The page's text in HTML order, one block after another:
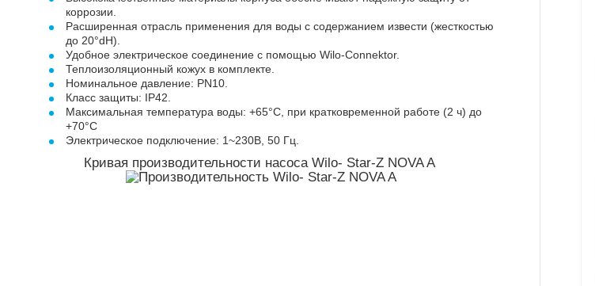
коррозии.
Расширенная отрасль применения для воды с содержанием извести (жесткостью
до 20°dH).
Удобное электрическое соединение с помощью Wilo-Connektor.
Теплоизоляционный кожух в комплекте.
Номинальное давление: PN10.
Класс защиты: IP42.
Максимальная температура воды: +65°С, при кратковременной работе (2 ч) до
+70°С
Электрическое подключение: 1~230В, 50 Гц.
Кривая производительности насоса Wilo- Star-Z NOVA A